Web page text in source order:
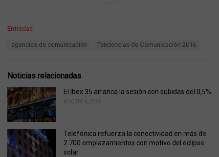
C
o
r
i
e
s
Entradas
:
agencias de comunicación Tendencias de Comunicación 2016
Noticias relacionadas
El Ibex 35 arranca la sesión con subidas del 0,5%
AGOSTO 6, 2026
Telefónica refuerza la conectividad en más de
2.700 emplazamientos con motivo del eclipse
solar